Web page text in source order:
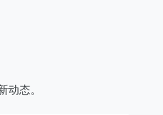
动态。